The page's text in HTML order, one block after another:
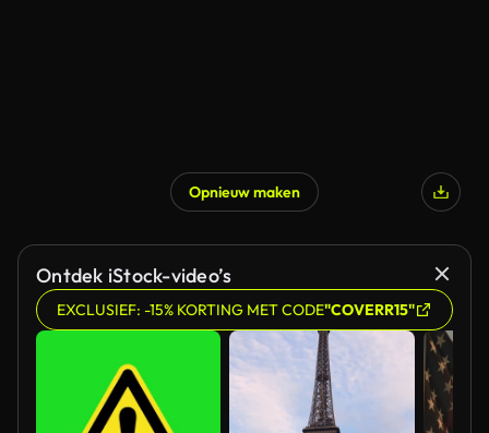
Opnieuw maken
Ontdek iStock-video’s
EXCLUSIEF: -15% KORTING MET CODE"COVERR15"